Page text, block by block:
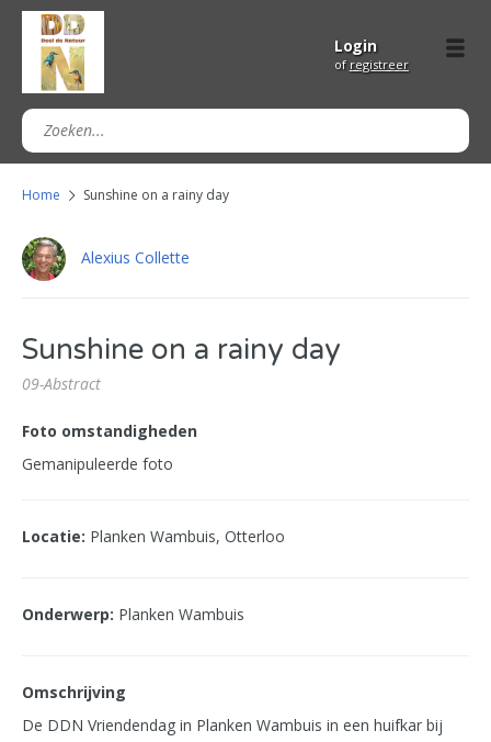
Login
of registreer
Home Sunshine on a rainy day
Alexius Collette
Sunshine on a rainy day
09-Abstract
Foto omstandigheden
Gemanipuleerde foto
Locatie: Planken Wambuis, Otterloo
Onderwerp: Planken Wambuis
Omschrijving
De DDN Vriendendag in Planken Wambuis in een huifkar bij